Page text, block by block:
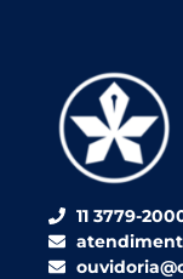
11 3779-